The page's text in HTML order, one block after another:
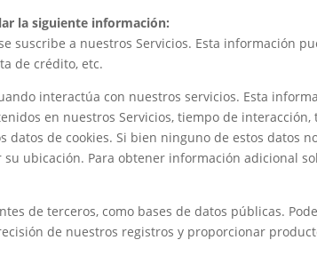
la siguiente información:
suscribe a nuestros Servicios. Esta información
de crédito, etc.
interactúa con nuestros servicios. Esta
en nuestros Servicios, tiempo de
datos de cookies. Si bien ninguno de estos datos
ubicación. Para obtener información adicional
de terceros, como bases de datos públicas.
de nuestros registros y proporcionar